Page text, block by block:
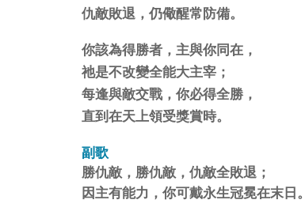
仇敵敗退，仍儆醒常防備。
你該為得勝者，主與你同在，
祂是不改變全能大主宰；
每逢與敵交戰，你必得全勝，
直到在天上領受獎賞時。
副歌
勝仇敵，勝仇敵，仇敵全敗退；
因主有能力，你可戴永生冠冕在末日。